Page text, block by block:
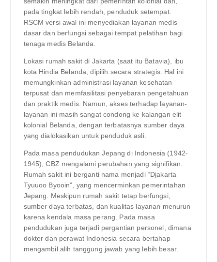
pada tingkat lebih rendah, penduduk setempat.
RSCM versi awal ini menyediakan layanan medis
dasar dan berfungsi sebagai tempat pelatihan bagi
tenaga medis Belanda.
Lokasi rumah sakit di Jakarta (saat itu Batavia), ibu
kota Hindia Belanda, dipilih secara strategis. Hal ini
memungkinkan administrasi layanan kesehatan
terpusat dan memfasilitasi penyebaran pengetahuan
dan praktik medis. Namun, akses terhadap layanan-
layanan ini masih sangat condong ke kalangan elit
kolonial Belanda, dengan terbatasnya sumber daya
yang dialokasikan untuk penduduk asli.
Pada masa pendudukan Jepang di Indonesia (1942-
1945), CBZ mengalami perubahan yang signifikan.
Rumah sakit ini berganti nama menjadi “Djakarta
Tyuuoo Byooin”, yang mencerminkan pemerintahan
Jepang. Meskipun rumah sakit tetap berfungsi,
sumber daya terbatas, dan kualitas layanan menurun
karena kendala masa perang. Pada masa
pendudukan juga terjadi pergantian personel, dimana
dokter dan perawat Indonesia secara bertahap
mengambil alih tanggung jawab yang lebih besar.